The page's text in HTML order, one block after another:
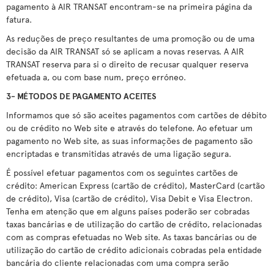
pagamento à AIR TRANSAT encontram-se na primeira página da
fatura.
As reduções de preço resultantes de uma promoção ou de uma
decisão da AIR TRANSAT só se aplicam a novas reservas. A AIR
TRANSAT reserva para si o direito de recusar qualquer reserva
efetuada a, ou com base num, preço erróneo.
3- MÉTODOS DE PAGAMENTO ACEITES
Informamos que só são aceites pagamentos com cartões de débito
ou de crédito no Web site e através do telefone. Ao efetuar um
pagamento no Web site, as suas informações de pagamento são
encriptadas e transmitidas através de uma ligação segura.
É possível efetuar pagamentos com os seguintes cartões de
crédito: American Express (cartão de crédito), MasterCard (cartão
de crédito), Visa (cartão de crédito), Visa Debit e Visa Electron.
Tenha em atenção que em alguns países poderão ser cobradas
taxas bancárias e de utilização do cartão de crédito, relacionadas
com as compras efetuadas no Web site. As taxas bancárias ou de
utilização do cartão de crédito adicionais cobradas pela entidade
bancária do cliente relacionadas com uma compra serão